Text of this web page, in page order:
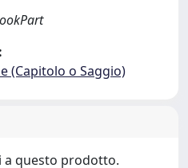
(Capitolo o Saggio)
a questo prodotto.